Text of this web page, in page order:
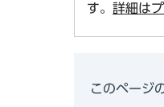
す。 詳細は
このページ